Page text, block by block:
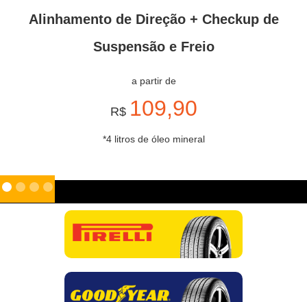
Alinhamento de Direção + Checkup de
Suspensão e Freio
a partir de
R$ 109,90
*4 litros de óleo mineral